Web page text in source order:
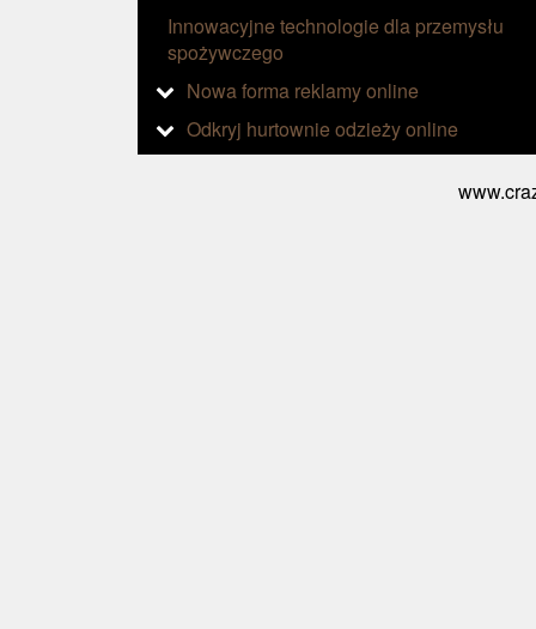
Innowacyjne technologie dla przemysłu
spożywczego
Nowa forma reklamy online
Odkryj hurtownie odzieży online